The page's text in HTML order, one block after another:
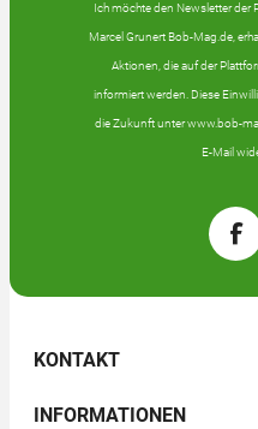
Ich möchte den Newsletter der
Marcel Grunert Bob-Mag.de,
Aktionen, die auf der
informiert werden. Diese
die Zukunft unter www.bob-
E-Mail
KONTAKT
INFORMATIONEN